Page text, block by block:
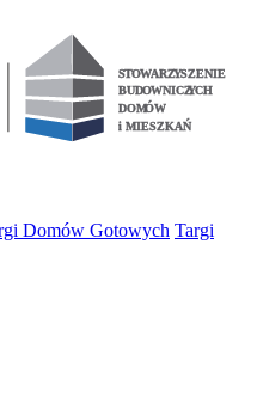
Domów Gotowych Targi